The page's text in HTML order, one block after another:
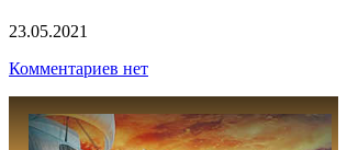
23.05.2021
Комментариев нет